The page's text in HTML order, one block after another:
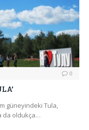
0
güneyindeki Tula,
da oldukça…